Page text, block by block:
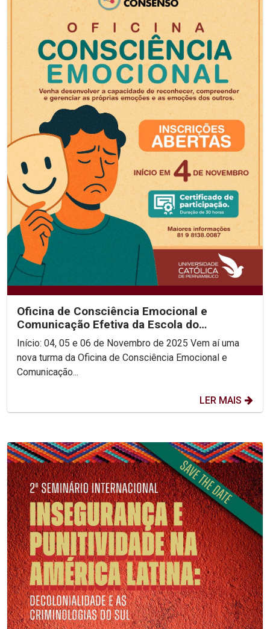
Oficina de Consciência Emocional e
Comunicação Efetiva da Escola do
Consenso!
Início: 04, 05 e 06 de Novembro de 2025 Vem aí uma
nova turma da Oficina de Consciência Emocional e
Comunicação...
LER MAIS